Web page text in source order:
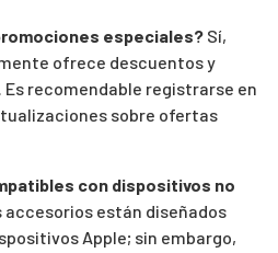
especiales? Sí,
ofrece descuentos y
recomendable registrarse en
sobre ofertas
con dispositivos no
accesorios están diseñados
Apple; sin embargo,